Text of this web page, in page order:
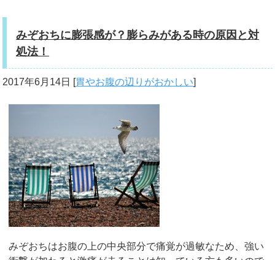
みぞおちに膨張感が？膨らみがある時の原因と対
処法！
2017年6月14日 [胃やお腹の辺りがおかしい]
みぞおちはお腹の上の中央部分で痛覚が過敏なため、強い